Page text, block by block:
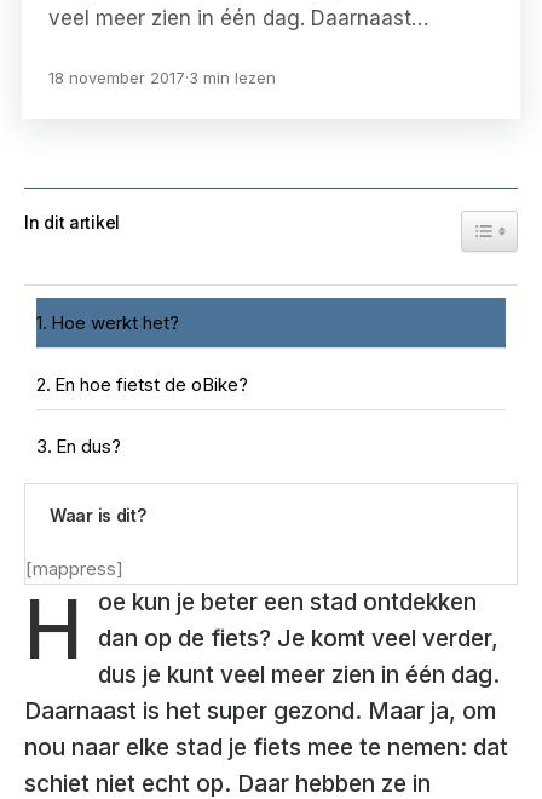
veel meer zien in één dag. Daarnaast…
18 november 2017·3 min lezen
H
oe kun je beter een stad ontdekken
dan op de fiets? Je komt veel verder,
dus je kunt veel meer zien in één dag.
Daarnaast is het super gezond. Maar ja, om
nou naar elke stad je fiets mee te nemen: dat
schiet niet echt op. Daar hebben ze in
Waar is dit?
[mappress]
In dit artikel Toggle
Hoe werkt het?
En hoe fietst de oBike?
En dus?